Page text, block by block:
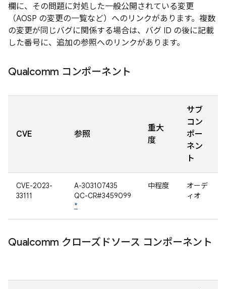
欄に、その問題に対処した一般公開されている変更
（AOSP の変更の一覧など）へのリンクがあります。複数
の変更が同じバグに関係する場合は、バグ ID の後に記載
した番号に、追加の参照へのリンクがあります。
Qualcomm コンポーネント
CVE 参照
重大
度
サブ
コン
ポー
ネン
ト
CVE-2023-
33111
A-303107435
QC-CR#3459099
*
中程度
オーデ
ィオ
Qualcomm クローズドソース コンポーネント